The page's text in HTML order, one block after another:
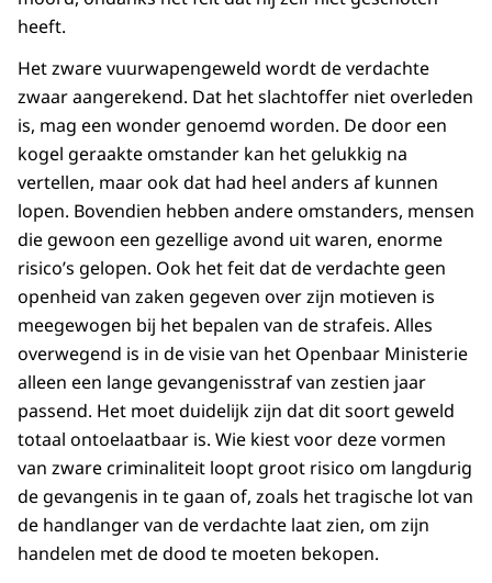
heeft.
Het zware vuurwapengeweld wordt de verdachte
zwaar aangerekend. Dat het slachtoffer niet overleden
is, mag een wonder genoemd worden. De door een
kogel geraakte omstander kan het gelukkig na
vertellen, maar ook dat had heel anders af kunnen
lopen. Bovendien hebben andere omstanders, mensen
die gewoon een gezellige avond uit waren, enorme
risico’s gelopen. Ook het feit dat de verdachte geen
openheid van zaken gegeven over zijn motieven is
meegewogen bij het bepalen van de strafeis. Alles
overwegend is in de visie van het Openbaar Ministerie
alleen een lange gevangenisstraf van zestien jaar
passend. Het moet duidelijk zijn dat dit soort geweld
totaal ontoelaatbaar is. Wie kiest voor deze vormen
van zware criminaliteit loopt groot risico om langdurig
de gevangenis in te gaan of, zoals het tragische lot van
de handlanger van de verdachte laat zien, om zijn
handelen met de dood te moeten bekopen.